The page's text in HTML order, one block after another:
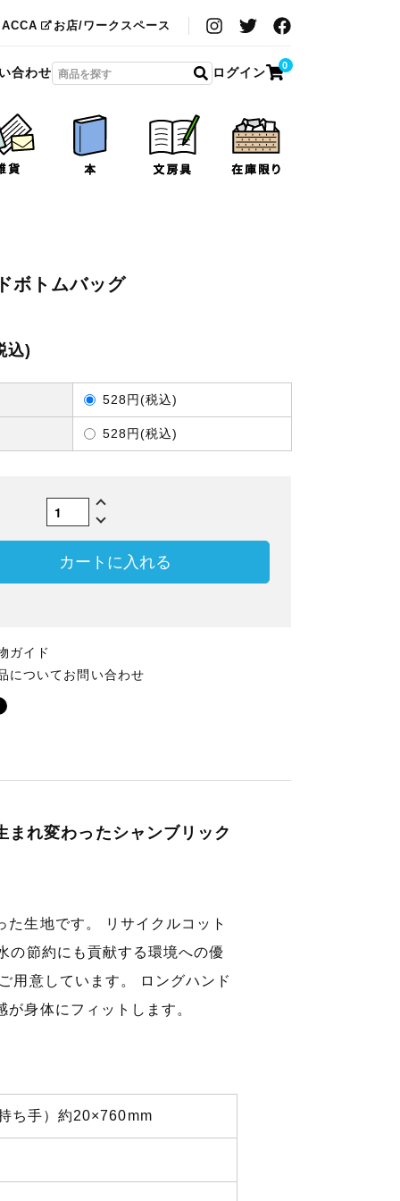
お店/ワークスペース
合わせ ログイン 0
ボトムバッグ
込)
528円(税込)
528円(税込)
カートに入れる
ガイド
についてお問い合わせ
まれ変わったシャンブリック
生地です。 リサイクルコット
の節約にも貢献する環境への優
用意しています。 ロングハンド
身体にフィットします。
ち手）約20×760mm